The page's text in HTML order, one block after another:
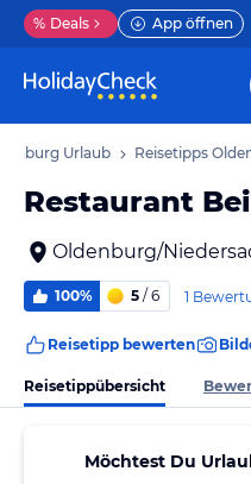
% Deals App öffnen
Urlaub Reisetipps
Restaurant
Oldenburg/
100% 5 / 6 1
Reisetipp bewerten
Reisetippübersicht
Möchtest Du